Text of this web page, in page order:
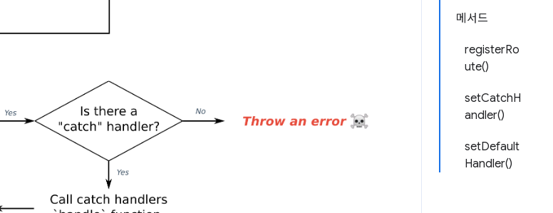
메서드
registerRo
ute()
setCatchH
andler()
setDefault
Handler()